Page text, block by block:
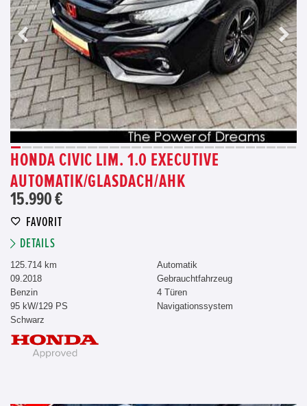
HONDA CIVIC LIM. 1.0 EXECUTIVE
AUTOMATIK/GLASDACH/AHK
15.990 €
FAVORIT
DETAILS
125.714 km
09.2018
Benzin
95 kW/129 PS
Schwarz
Automatik
Gebrauchtfahrzeug
4 Türen
Navigationssystem